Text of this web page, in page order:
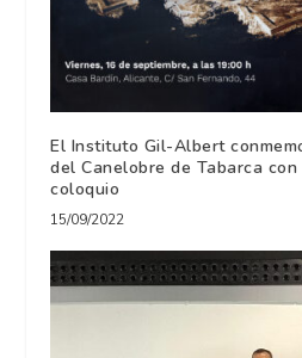
El Instituto Gil-Albert
del Canelobre de Tabarca
coloquio
15/09/2022